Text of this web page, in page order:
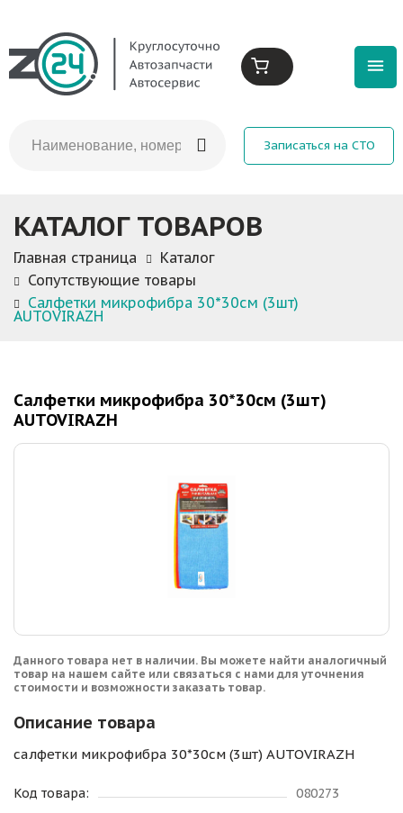
Записаться на СТО
КАТАЛОГ ТОВАРОВ
Главная страница
Каталог
Сопутствующие товары
Салфетки микрофибра 30*30см (3шт)
AUTOVIRAZH
Салфетки микрофибра 30*30см (3шт)
AUTOVIRAZH
Данного товара нет в наличии. Вы можете найти аналогичный
товар на нашем сайте или связаться с нами для уточнения
стоимости и возможности заказать товар.
Описание товара
салфетки микрофибра 30*30см (3шт) AUTOVIRAZH
Код товара:
080273